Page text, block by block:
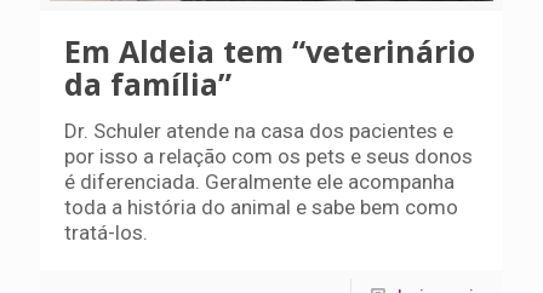
Em Aldeia tem “veterinário
da família”
Dr. Schuler atende na casa dos pacientes e
por isso a relação com os pets e seus donos
é diferenciada. Geralmente ele acompanha
toda a história do animal e sabe bem como
tratá-los.